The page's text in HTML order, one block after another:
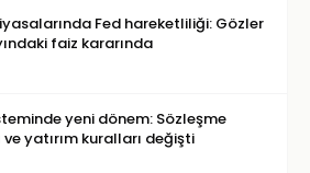
Fed hareketliliği: Gözler
faiz kararında
yeni dönem: Sözleşme
ve yatırım kuralları değişti